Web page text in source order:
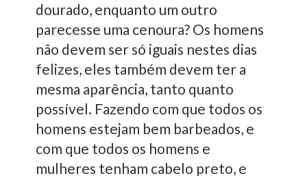
dourado, enquanto um outro
parecesse uma cenoura? Os homens
não devem ser só iguais nestes dias
felizes, eles também devem ter a
mesma aparência, tanto quanto
possível. Fazendo com que todos os
homens estejam bem barbeados, e
com que todos os homens e
mulheres tenham cabelo preto, e